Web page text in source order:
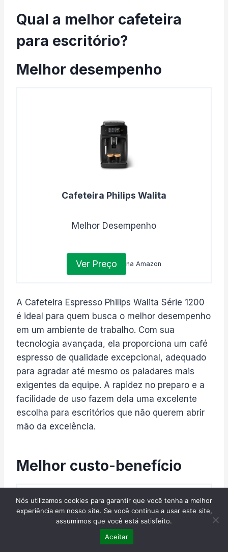
Qual a melhor cafeteira
para escritório?
Melhor desempenho
Cafeteira Philips Walita
Melhor Desempenho
Ver Preço na Amazon
A Cafeteira Espresso Philips Walita Série 1200
é ideal para quem busca o melhor desempenho
em um ambiente de trabalho. Com sua
tecnologia avançada, ela proporciona um café
espresso de qualidade excepcional, adequado
para agradar até mesmo os paladares mais
exigentes da equipe. A rapidez no preparo e a
facilidade de uso fazem dela uma excelente
escolha para escritórios que não querem abrir
mão da excelência.
Melhor custo-benefício
Nós utilizamos cookies para garantir que você tenha a melhor
experiência em nosso site. Se você continua a usar este site,
assumimos que você está satisfeito.
Aceitar